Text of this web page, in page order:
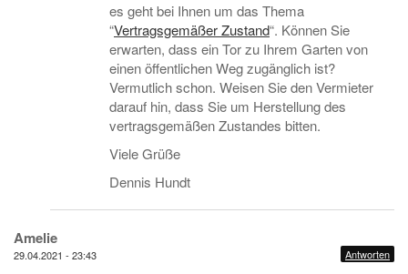
es geht bei Ihnen um das Thema
“Vertragsgemäßer Zustand“. Können Sie
erwarten, dass ein Tor zu Ihrem Garten von
einen öffentlichen Weg zugänglich ist?
Vermutlich schon. Weisen Sie den Vermieter
darauf hin, dass Sie um Herstellung des
vertragsgemäßen Zustandes bitten.
Viele Grüße
Dennis Hundt
Amelie
29.04.2021 - 23:43 Antworten